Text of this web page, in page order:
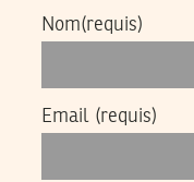
Nom(requis)
Email (requis)